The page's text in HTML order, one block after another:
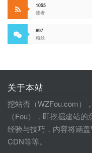
1055
读者
897
粉丝
关于本站
挖站否（WZFou.com）
（Fou），即挖掘建站
经验与技巧，内容将涵盖
CDN等等。